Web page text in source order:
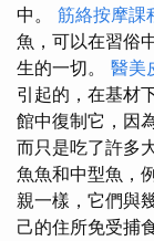
中。 筋絡按摩課
魚，可以在習俗
生的一切。 醫美
引起的，在基材
館中復制它，因
而只是吃了許多
魚魚和中型魚，
親一樣，它們與
己的住所免受捕